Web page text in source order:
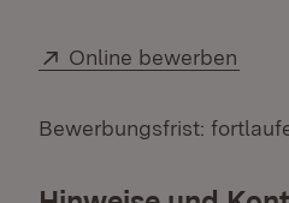
Extern:
Online bewerben
Bewerbungsfrist: